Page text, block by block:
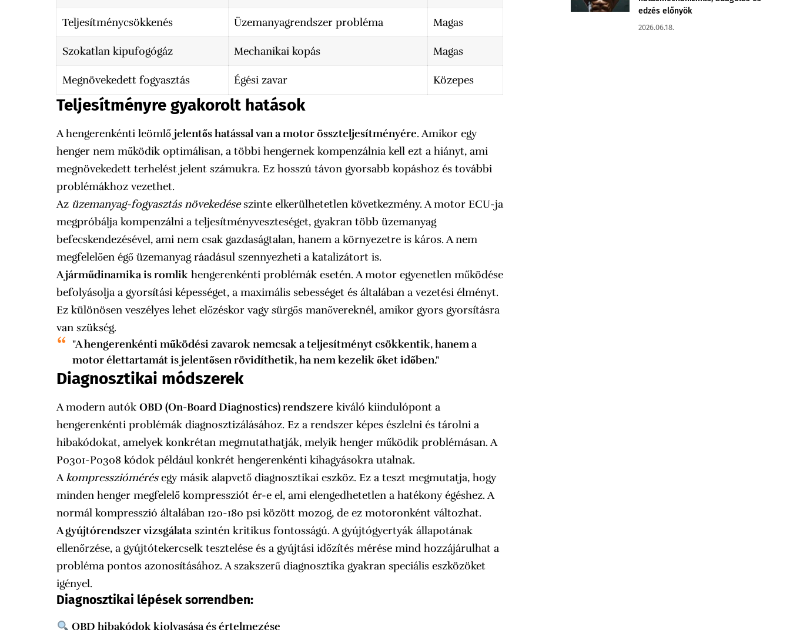
Teljesítménycsökkenés Üzemanyagrendszer probléma Magas
Szokatlan kipufogógáz Mechanikai kopás Magas
Megnövekedett fogyasztás Égési zavar Közepes
Teljesítményre gyakorolt hatások
A hengerenkénti leömlőjelentős hatással van a motor összteljesítményére. Amikor egy
henger nem működik optimálisan, a többi hengernek kompenzálnia kell ezt a hiányt, ami
megnövekedett terhelést jelent számukra. Ez hosszú távon gyorsabb kopáshoz és további
problémákhoz vezethet.
Az üzemanyag-fogyasztás növekedéseszinte elkerülhetetlen következmény. A motor ECU-ja
megpróbálja kompenzálni a teljesítményveszteséget, gyakran több üzemanyag
befecskendezésével, ami nem csak gazdaságtalan, hanem a környezetre is káros. A nem
megfelelően égő üzemanyag ráadásul szennyezheti a katalizátort is.
A járműdinamika is romlik hengerenkénti problémák esetén. A motor egyenetlen működése
befolyásolja a gyorsítási képességet, a maximális sebességet és általában a vezetési élményt.
Ez különösen veszélyes lehet előzéskor vagy sürgős manővereknél, amikor gyors gyorsításra
van szükség.
"A hengerenkénti működési zavarok nemcsak a teljesítményt csökkentik, hanem a
motor élettartamát is jelentősen rövidíthetik, ha nem kezelik őket időben."
Diagnosztikai módszerek
A modern autókOBD (On-Board Diagnostics) rendszere kiváló kiindulópont a
hengerenkénti problémák diagnosztizálásához. Ez a rendszer képes észlelni és tárolni a
hibakódokat, amelyek konkrétan megmutathatják, melyik henger működik problémásan. A
P0301-P0308 kódok például konkrét hengerenkénti kihagyásokra utalnak.
Akompressziómérésegy másik alapvető diagnosztikai eszköz. Ez a teszt megmutatja, hogy
minden henger megfelelő kompressziót ér-e el, ami elengedhetetlen a hatékony égéshez. A
normál kompresszió általában 120-180 psi között mozog, de ez motoronként változhat.
A gyújtórendszer vizsgálataszintén kritikus fontosságú. A gyújtógyertyák állapotának
ellenőrzése, a gyújtótekercselk tesztelése és a gyújtási időzítés mérése mind hozzájárulhat a
probléma pontos azonosításához. A szakszerű diagnosztika gyakran speciális eszközöket
igényel.
Diagnosztikai lépések sorrendben:
OBD hibakódok kiolvasása és értelmezése
edzés előnyök
2026.06.18.